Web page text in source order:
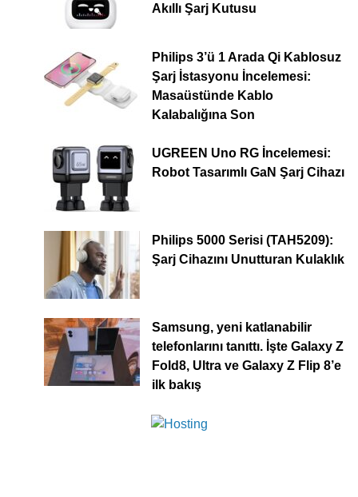
Akıllı Şarj Kutusu
Philips 3’ü 1 Arada Qi Kablosuz
Şarj İstasyonu İncelemesi:
Masaüstünde Kablo
Kalabalığına Son
UGREEN Uno RG İncelemesi:
Robot Tasarımlı GaN Şarj Cihazı
Philips 5000 Serisi (TAH5209):
Şarj Cihazını Unutturan Kulaklık
Samsung, yeni katlanabilir
telefonlarını tanıttı. İşte Galaxy Z
Fold8, Ultra ve Galaxy Z Flip 8’e
ilk bakış